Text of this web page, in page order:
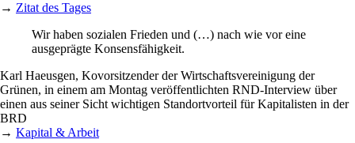
→ Zitat des Tages
Wir haben sozialen Frieden und (…) nach wie vor eine
ausgeprägte Konsensfähigkeit.
Karl Haeusgen, Kovorsitzender der Wirtschaftsvereinigung der
Grünen, in einem am Montag veröffentlichten RND-Interview über
einen aus seiner Sicht wichtigen Standortvorteil für Kapitalisten in der
BRD
→ Kapital & Arbeit